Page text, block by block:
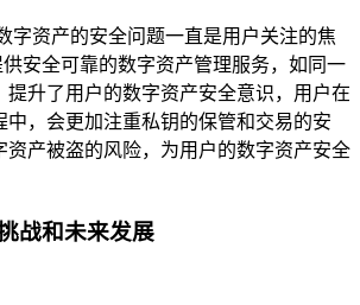
字资产的安全问题一直是用户关注的焦
供安全可靠的数字资产管理服务，如同一
提升了用户的数字资产安全意识，用户在
中，会更加注重私钥的保管和交易的安
资产被盗的风险，为用户的数字资产安全
战和未来发展